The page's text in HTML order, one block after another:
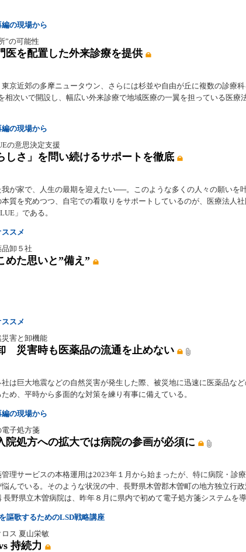
の現場から
”の可能性
医を配置した外来診療を提供
京近郊の多摩ニュータウン、さらには杉並や自由が丘に複数の診療
相次いで開設し、幅広い外来診療で地域医療の一翼を担っている医療
の現場から
の意思決定支援
しさ」を問い続けるサポートを徹底
が家で、人生の最期を迎えたい──。このような多くの人々の願いを叶
質を究めつつ、自宅での看取りをサポートしているのが、医療法人
」である。
スメ
卸５社
めた思いと”備え”
スメ
害と卸機能
災害時も医薬品の流通を止めない
は巨大地震などの自然災害が発生した際、被災地に迅速に医薬品な
め、平時から多面的な対策を練り有事に備えている。
の現場から
子処方箋
院処方への拡大では病院の参画が必須に
管理サービスの本格運用は2023年１月から始まったが、特に病院・診
んでいる。そのような状況の中、長野県木曽郡木曽町の地方独立行
長野県立木曽病院は、昨年８月に県内で初めて電子処方箋システムを導
謳歌するためのLSD戦略講座
ロス 夏山栄敏
持続力